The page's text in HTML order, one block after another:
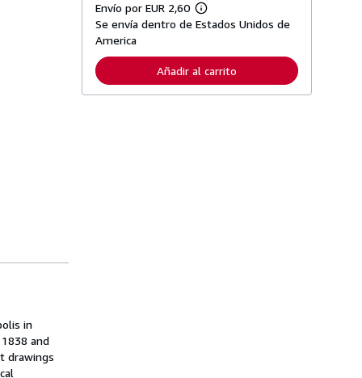
in
and
drawings
Envío por EUR 2,60
M
á
f
o
r
Se envía dentro de Estados Unidos de
America
Añadir al carrito